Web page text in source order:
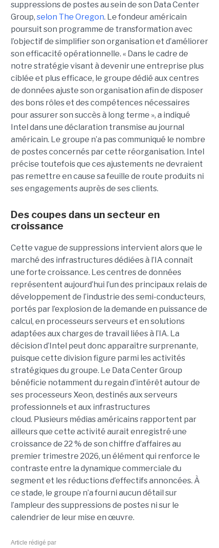
suppressions de postes au sein de son Data Center
Group, selon The Oregon. Le fondeur américain
poursuit son programme de transformation avec
l’objectif de simplifier son organisation et d’améliorer
son efficacité opérationnelle. « Dans le cadre de
notre stratégie visant à devenir une entreprise plus
ciblée et plus efficace, le groupe dédié aux centres
de données ajuste son organisation afin de disposer
des bons rôles et des compétences nécessaires
pour assurer son succès à long terme », a indiqué
Intel dans une déclaration transmise au journal
américain. Le groupe n’a pas communiqué le nombre
de postes concernés par cette réorganisation. Intel
précise toutefois que ces ajustements ne devraient
pas remettre en cause sa feuille de route produits ni
ses engagements auprès de ses clients.
Des coupes dans un secteur en
croissance
Cette vague de suppressions intervient alors que le
marché des infrastructures dédiées à l’IA connaît
une forte croissance. Les centres de données
représentent aujourd’hui l’un des principaux relais de
développement de l’industrie des semi-conducteurs,
portés par l’explosion de la demande en puissance de
calcul, en processeurs serveurs et en solutions
adaptées aux charges de travail liées à l’IA. La
décision d’Intel peut donc apparaître surprenante,
puisque cette division figure parmi les activités
stratégiques du groupe. Le Data Center Group
bénéficie notamment du regain d’intérêt autour de
ses processeurs Xeon, destinés aux serveurs
professionnels et aux infrastructures
cloud. Plusieurs médias américains rapportent par
ailleurs que cette activité aurait enregistré une
croissance de 22 % de son chiffre d’affaires au
premier trimestre 2026, un élément qui renforce le
contraste entre la dynamique commerciale du
segment et les réductions d’effectifs annoncées. À
ce stade, le groupe n’a fourni aucun détail sur
l’ampleur des suppressions de postes ni sur le
calendrier de leur mise en œuvre.
Article rédigé par